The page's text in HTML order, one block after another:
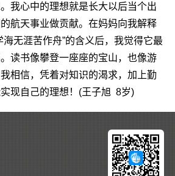
我心中的理想就是长大以后当个出
航天事业做贡献。在妈妈向我解释
海无涯苦作舟”的含义后，我觉得它最
读书像攀登一座座的宝山，也像游
相信，凭着对知识的渴求，加上勤
现自己的理想！(王子旭 8岁)